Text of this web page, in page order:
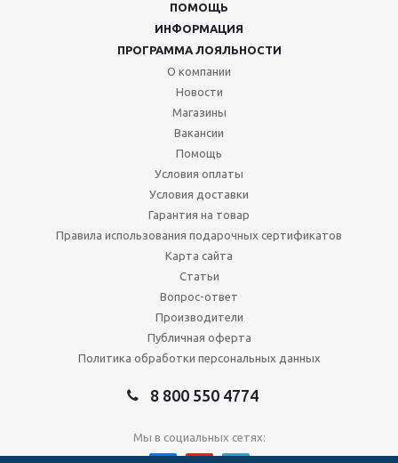
ПОМОЩЬ
ИНФОРМАЦИЯ
ПРОГРАММА ЛОЯЛЬНОСТИ
О компании
Новости
Магазины
Вакансии
Помощь
Условия оплаты
Условия доставки
Гарантия на товар
Правила использования подарочных сертификатов
Карта сайта
Статьи
Вопрос-ответ
Производители
Публичная оферта
Политика обработки персональных данных
8 800 550 4774
Мы в социальных сетях: